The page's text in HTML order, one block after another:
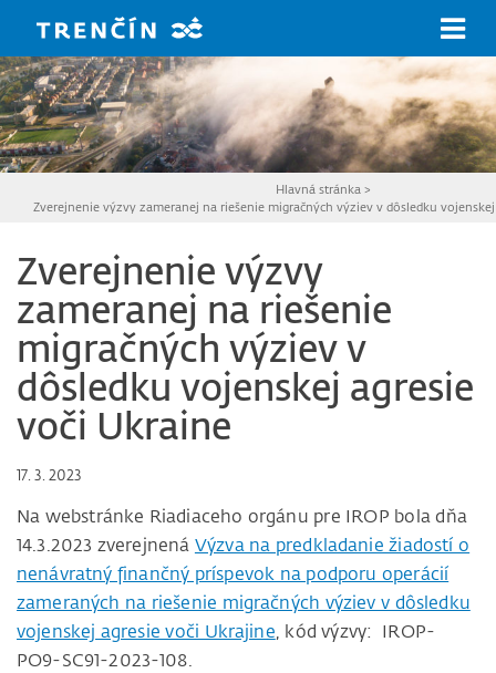
Hlavná stránka >
Zverejnenie výzvy zameranej na riešenie migračných výziev v dôsledku
Zverejnenie výzvy
zameranej na riešenie
migračných výziev v
dôsledku vojenskej agresie
voči Ukraine
17. 3. 2023
Na webstránke Riadiaceho orgánu pre IROP bola dňa
14.3.2023 zverejnená Výzva na predkladanie žiadostí o
nenávratný finančný príspevok na podporu operácií
zameraných na riešenie migračných výziev v dôsledku
vojenskej agresie voči Ukrajine, kód výzvy: IROP-
PO9-SC91-2023-108.